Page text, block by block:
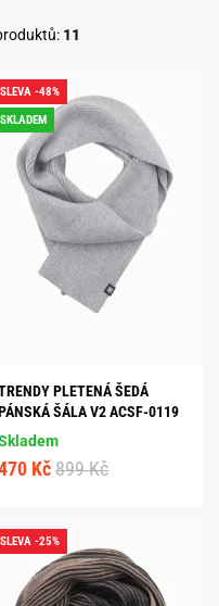
11
SLEVA -48%
SKLADEM
PLETENÁ ŠEDÁ
ŠÁLA V2 ACSF-0119
Kč 899 Kč
SLEVA -25%